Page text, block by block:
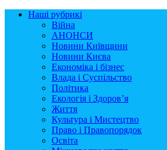
Наші рубрикі
Війна
АНОНСИ
Новини Київщини
Новини Києва
Економіка і бізнес
Влада і Суспільство
Політика
Екологія і Здоров’я
Життя
Культура і Мистецтво
Право і Правопорядок
Освіта